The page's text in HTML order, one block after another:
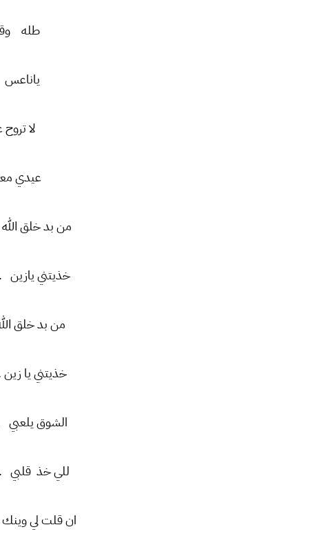
طله
لا
عيدي
من بد خلق
خذيتني يازين
من بد خلق
خذيتني يا
الشوق
للي خذ قلبي
ان قلت لي